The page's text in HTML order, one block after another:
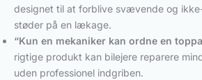
designet til at forblive svævende og
støder på en lækage.
“Kun en mekaniker kan ordne en
rigtige produkt kan bilejere reparere
uden professionel indgriben.